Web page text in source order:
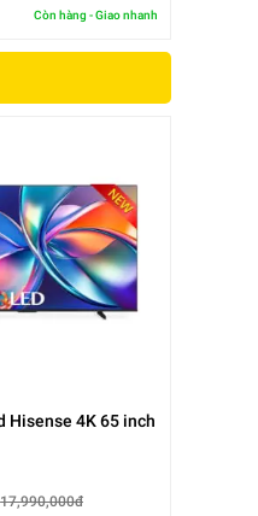
Còn hàng - Giao nhanh
Hisense 4K 65 inch
17,990,000đ